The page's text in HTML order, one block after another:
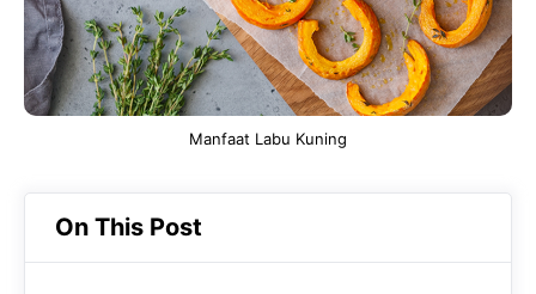
Manfaat Labu Kuning
On This Post